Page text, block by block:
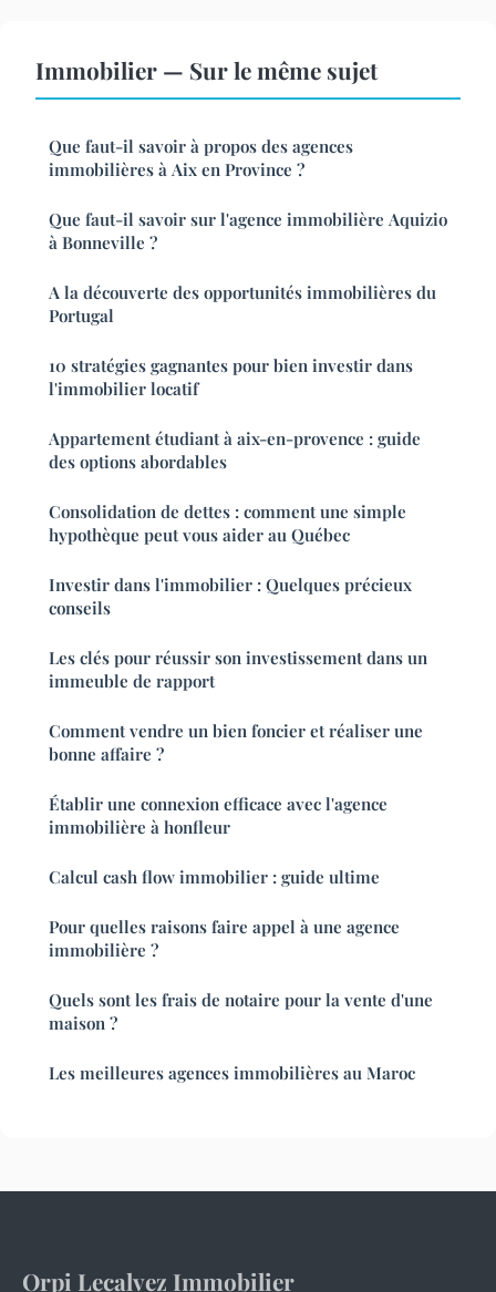
Immobilier — Sur le même sujet
Que faut-il savoir à propos des agences
immobilières à Aix en Province ?
Que faut-il savoir sur l'agence immobilière Aquizio
à Bonneville ?
A la découverte des opportunités immobilières du
Portugal
10 stratégies gagnantes pour bien investir dans
l'immobilier locatif
Appartement étudiant à aix-en-provence : guide
des options abordables
Consolidation de dettes : comment une simple
hypothèque peut vous aider au Québec
Investir dans l'immobilier : Quelques précieux
conseils
Les clés pour réussir son investissement dans un
immeuble de rapport
Comment vendre un bien foncier et réaliser une
bonne affaire ?
Établir une connexion efficace avec l'agence
immobilière à honfleur
Calcul cash flow immobilier : guide ultime
Pour quelles raisons faire appel à une agence
immobilière ?
Quels sont les frais de notaire pour la vente d'une
maison ?
Les meilleures agences immobilières au Maroc
Orpi Lecalvez Immobilier